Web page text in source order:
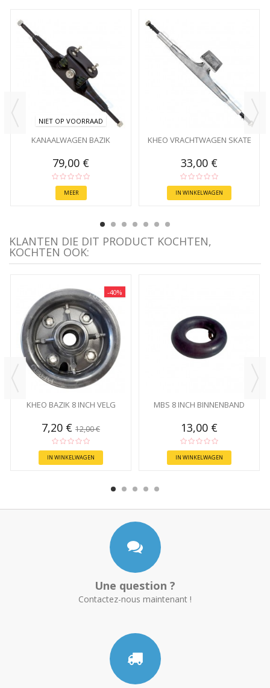
NIET OP VOORRAAD
KANAALWAGEN BAZIK
79,00 €
MEER
KHEO VRACHTWAGEN SKATE
33,00 €
IN WINKELWAGEN
KLANTEN DIE DIT PRODUCT KOCHTEN,
KOCHTEN OOK:
-40%
KHEO BAZIK 8 INCH VELG
7,20 € 12,00 €
IN WINKELWAGEN
MBS 8 INCH BINNENBAND
13,00 €
IN WINKELWAGEN
Une question ?
Contactez-nous maintenant !